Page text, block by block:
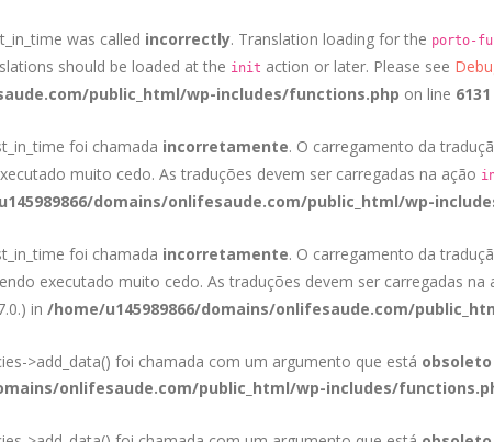
was called incorrectly. Translation loading for the porto-
should be loaded at the init action or later. Please see
public_html/wp-includes/functions.php on line 6131
foi chamada incorretamente. O carregamento da
muito cedo. As traduções devem ser carregadas na ação
domains/onlifesaude.com/public_html/wp-
foi chamada incorretamente. O carregamento da
executado muito cedo. As traduções devem ser carregadas na
in /home/u145989866/domains/onlifesaude.com/
>add_data() foi chamada com um argumento que está obsoleto
onlifesaude.com/public_html/wp-includes/